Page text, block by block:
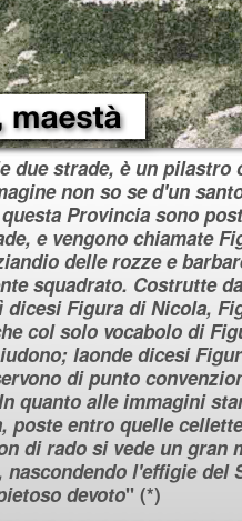
due strade, è un pilastro
non so se d'un
Provincia sono
e vengono chiamate
delle rozze e
squadrato. Costrutte
Figura di Nicola,
col solo vocabolo di
laonde dicesi
di punto
quanto alle immagini
poste entro quelle
di rado si vede un gran
l'effigie del
devoto" (*)